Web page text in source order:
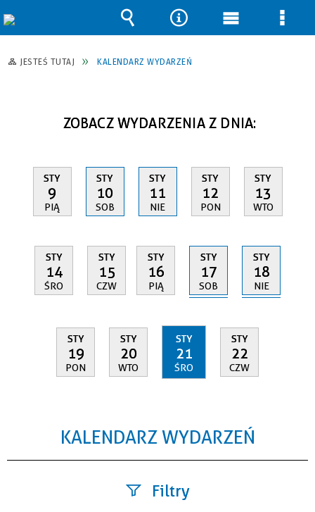
JESTEŚ TUTAJ KALENDARZ WYDARZEŃ
ZOBACZ WYDARZENIA Z DNIA:
STY
9
PIĄ
STY
10
SOB
STY
11
NIE
STY
12
PON
STY
13
WTO
STY
14
ŚRO
STY
15
CZW
STY
16
PIĄ
STY
17
SOB
STY
18
NIE
STY
19
PON
STY
20
WTO
STY
21
ŚRO
STY
22
CZW
KALENDARZ WYDARZEŃ
Filtry
Wyszukiwarka
Narzędzia
Menu Menu